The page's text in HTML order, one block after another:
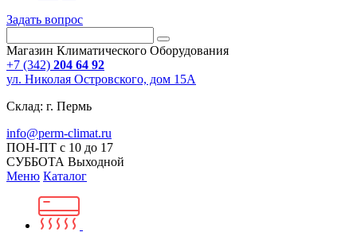
Задать вопрос
Магазин Климатического Оборудования
+7 (342) 204 64 92
ул. Николая Островского, дом 15А
Склад: г. Пермь
info@perm-climat.ru
ПОН-ПТ с 10 до 17
СУББОТА Выходной
Меню Каталог